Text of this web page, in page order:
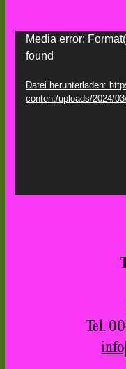
Video-
Player
Media error:
found
Datei herunterladen:
content/uploads/2024/
Tel.